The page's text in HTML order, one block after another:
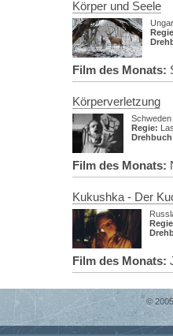
Körper und Seele
Film des Monats:
Körperverletzung
Regie:
Film des Monats:
Kukushka - Der
Film des Monats:
©